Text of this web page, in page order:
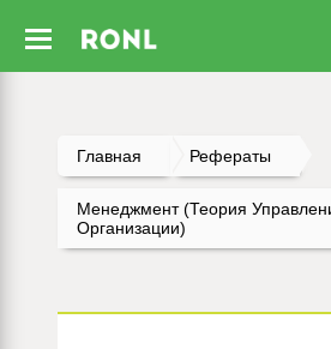
Главная Рефераты
Менеджмент (Теория
Организации)